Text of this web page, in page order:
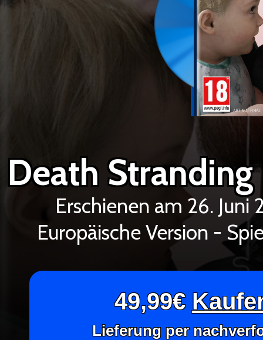
Death Stranding
Erschienen am 26.
Europäische Version -
49,99€
Lieferung per